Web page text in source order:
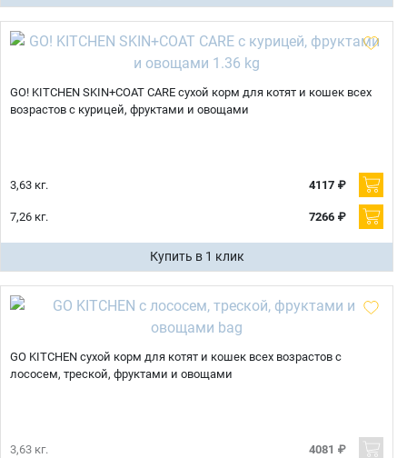
GO! KITCHEN SKIN+COAT CARE сухой корм для котят и кошек всех
возрастов с курицей, фруктами и овощами
3,63 кг. 4117 ₽
7,26 кг. 7266 ₽
Купить в 1 клик
GO KITCHEN сухой корм для котят и кошек всех возрастов с
лососем, треской, фруктами и овощами
3,63 кг. 4081 ₽